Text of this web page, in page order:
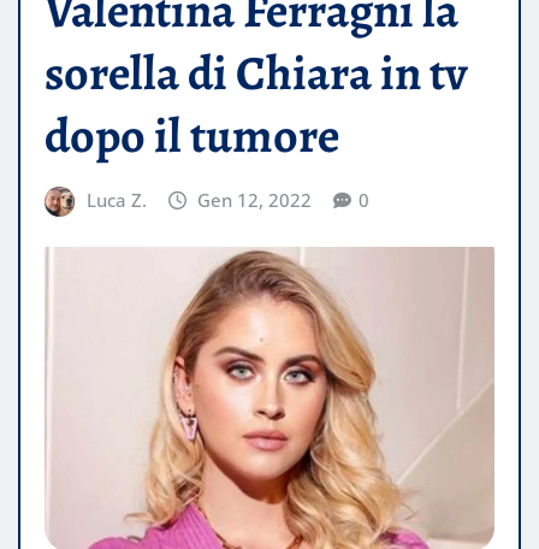
sorella di Chiara in tv
dopo il tumore
Luca Z. Gen 12, 2022 0